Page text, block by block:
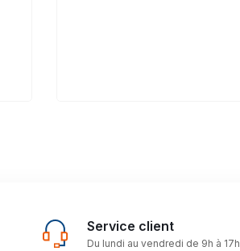
Service client
Du lundi au vendredi de 9h à 17h